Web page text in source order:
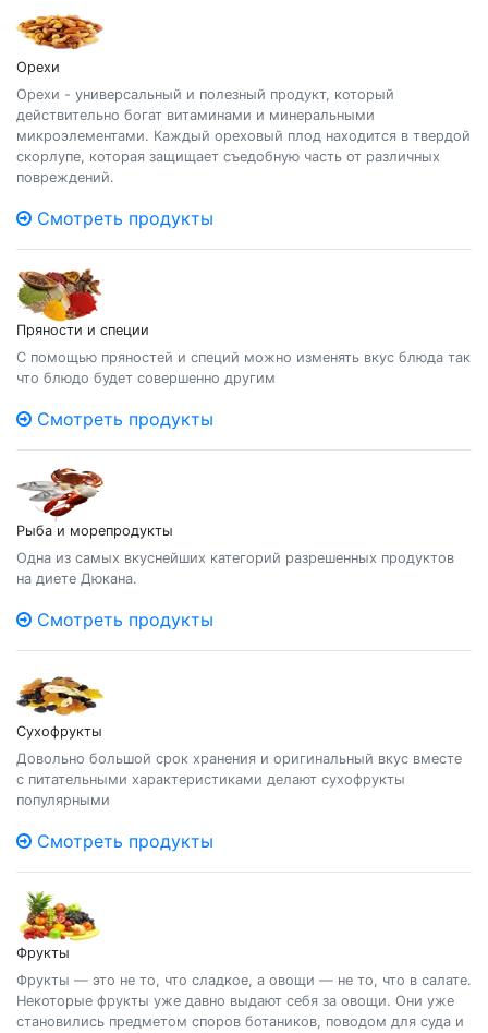
Орехи
Орехи - универсальный и полезный продукт, который
действительно богат витаминами и минеральными
микроэлементами. Каждый ореховый плод находится в твердой
скорлупе, которая защищает съедобную часть от различных
повреждений.
Смотреть продукты
Пряности и специи
С помощью пряностей и специй можно изменять вкус блюда так
что блюдо будет совершенно другим
Смотреть продукты
Рыба и морепродукты
Одна из самых вкуснейших категорий разрешенных продуктов
на диете Дюкана.
Смотреть продукты
Сухофрукты
Довольно большой срок хранения и оригинальный вкус вместе
с питательными характеристиками делают сухофрукты
популярными
Смотреть продукты
Фрукты
Фрукты — это не то, что сладкое, а овощи — не то, что в салате.
Некоторые фрукты уже давно выдают себя за овощи. Они уже
становились предметом споров ботаников, поводом для суда и